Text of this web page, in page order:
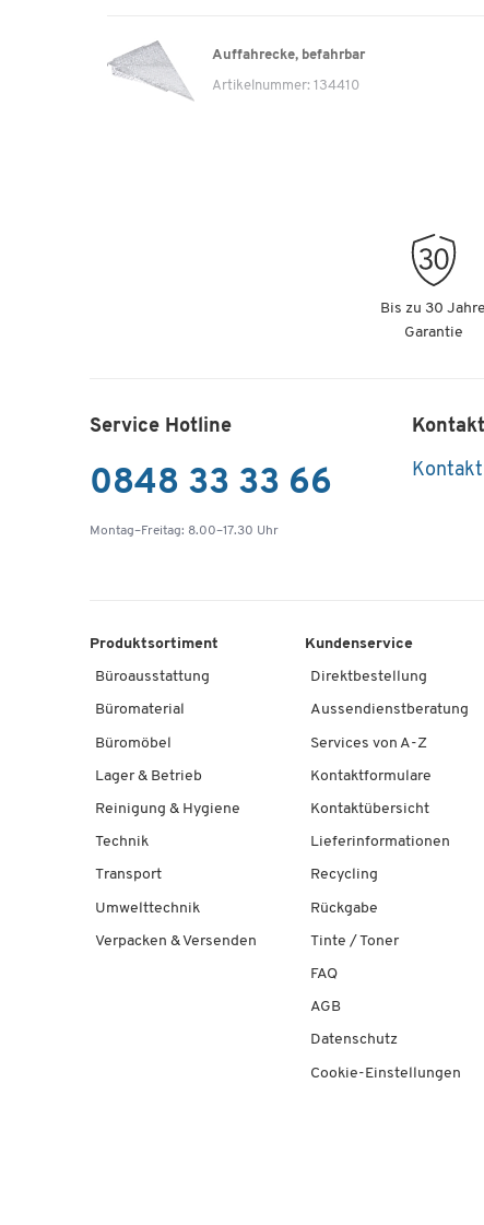
Auffahrecke, befahrbar
Artikelnummer: 134410
Bis zu 30 Jahre
Garantie
Service Hotline
0848 33 33 66
Montag–Freitag: 8.00–17.30 Uhr
Produktsortiment
Büroausstattung
Büromaterial
Büromöbel
Lager & Betrieb
Reinigung & Hygiene
Technik
Transport
Umwelttechnik
Verpacken & Versenden
Kundenservice
Direktbestellung
Aussendienstberatung
Services von A-Z
Kontaktformulare
Kontaktübersicht
Lieferinformationen
Recycling
Rückgabe
Tinte / Toner
FAQ
AGB
Datenschutz
Cookie-Einstellungen